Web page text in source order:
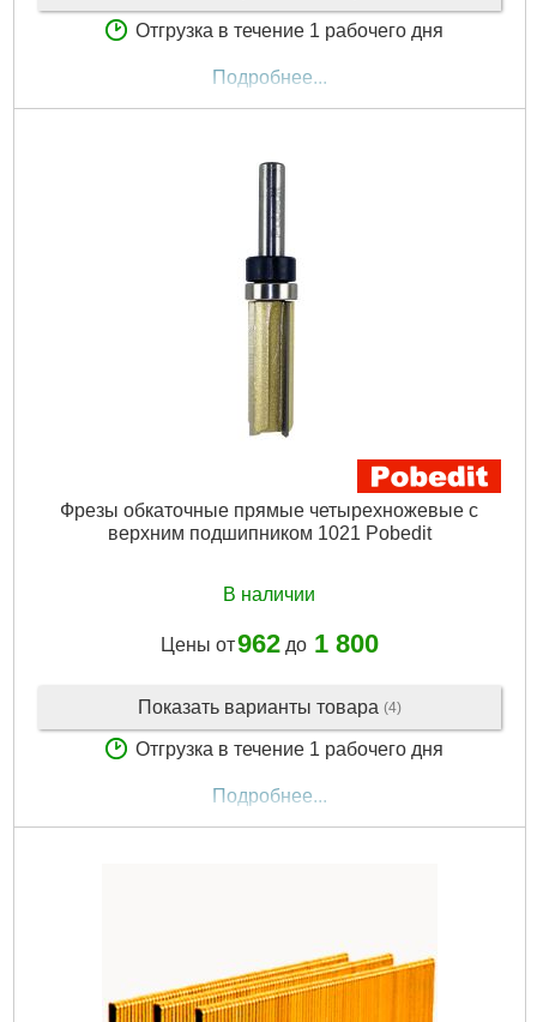
Отгрузка в течение 1 рабочего дня
Подробнее...
Фрезы обкаточные прямые четырехножевые с
верхним подшипником 1021 Pobedit
В наличии
Цены от962до 1 800
Показать варианты товара (4)
Отгрузка в течение 1 рабочего дня
Подробнее...